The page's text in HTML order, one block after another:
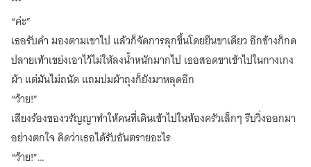
“ค่ะ”
เธอรับคำ มองตามเขาไป แล้วก็จัดการลุกขึ้นโดยยืนขาเดียว อีกข้างก็กด
ปลายเท้าเขย่งเอาไว้ไม่ให้ลงน้ำหนักมากไป เธอสอดขาเข้าไปในกางเกง
ผ้า แต่มันไม่ถนัด แถมปมผ้าถุงก็ยังมาหลุดอีก
“ว้าย!”
เสียงร้องของวรัญญาทำให้คนที่เดินเข้าไปในห้องครัวเล็กๆ รีบวิ่งออกมา
อย่างตกใจ คิดว่าเธอได้รับอันตรายอะไร
“ว้าย!”